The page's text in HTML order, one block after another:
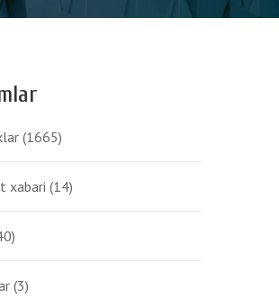
(1665)
xabari (14)
(3)